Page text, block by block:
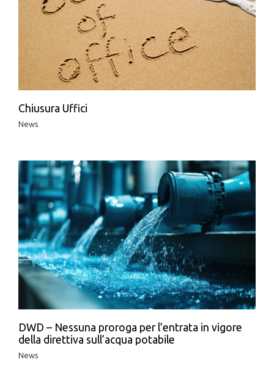
Chiusura Uffici
News
DWD – Nessuna proroga per l’entrata in vigore
della direttiva sull’acqua potabile
News